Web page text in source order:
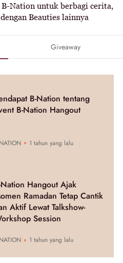
Nation untuk berbagi cerita,
Beauties lainnya
Giveaway
B-Nation tentang
B-Nation Hangout
1 tahun yang lalu
Nation Hangout Ajak
Ramadan Tetap Cantik
Aktif Lewat Talkshow-
Session
1 tahun yang lalu